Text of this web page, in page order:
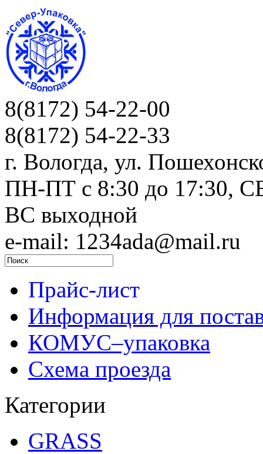
8(8172) 54-22-00
8(8172) 54-22-33
г. Вологда, ул.
ПН-ПТ c 8:30 до 17:30,
ВС выходной
e-mail: 1234ada@mail.ru
Прайс-лист
Информация для
КОМУС–упаковка
Схема проезда
Категории
GRASS